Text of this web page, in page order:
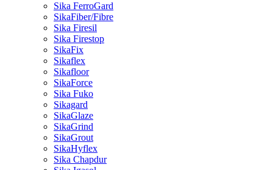
Sika FerroGard
SikaFiber/Fibre
Sika Firesil
Sika Firestop
SikaFix
Sikaflex
Sikafloor
SikaForce
Sika Fuko
Sikagard
SikaGlaze
SikaGrind
SikaGrout
SikaHyflex
Sika Chapdur